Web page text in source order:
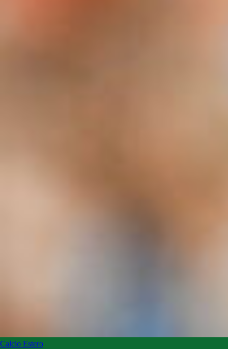
Calcio Estero